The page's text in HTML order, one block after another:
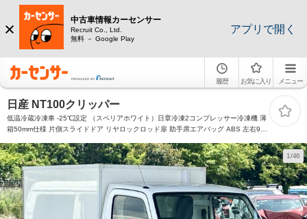
中古車情報カーセンサー
Recruit Co., Ltd.
無料 － Google Play
アプリで開く
履歴 お気に入り メニュー
日産 NT100クリッパー
低温冷蔵冷凍車 -25℃設定 （スペリアホワイト）日章冷凍2コンプレッサー冷凍機 薄
箱50mm仕様 片側スライドドア リヤロックロッド扉 助手席エアバッグ ABS 左右90
1/46